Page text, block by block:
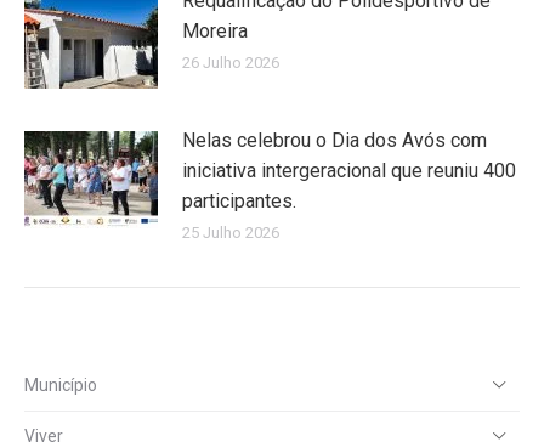
Moreira
26 Julho 2026
Nelas celebrou o Dia dos Avós com
iniciativa intergeracional que reuniu 400
participantes.
25 Julho 2026
Município
Viver